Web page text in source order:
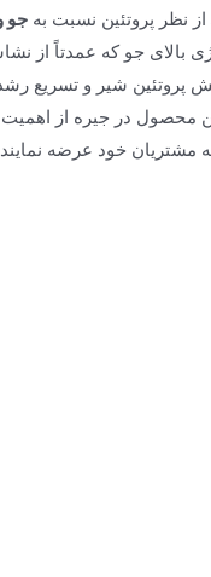
از نظر پروتئین نسبت به جو
بالای جو که عمدتاً از
پروتئین شیر و تسریع
محصول در جیره از
مشتریان خود عرضه